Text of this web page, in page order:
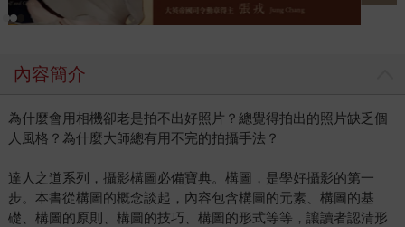
內容簡介
為什麼會用相機卻老是拍不出好照片？總覺得拍出的照片缺乏個
人風格？為什麼大師總有用不完的拍攝手法？
達人之道系列，攝影構圖必備寶典。構圖，是學好攝影的第一
步。本書從構圖的概念談起，內容包含構圖的元素、構圖的基
礎、構圖的原則、構圖的技巧、構圖的形式等等，讓讀者認清形